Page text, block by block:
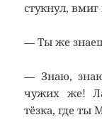
стукнул,
— Ты же
— Знаю,
чужих же!
тёзка, где ты